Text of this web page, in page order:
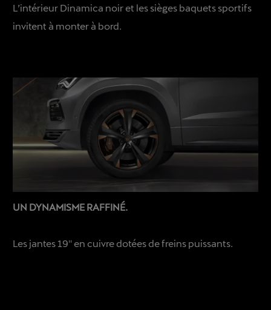
L’intérieur Dinamica noir et les sièges baquets sportifs
invitent à monter à bord.
UN DYNAMISME RAFFINÉ.
Les jantes 19′′ en cuivre dotées de freins puissants.